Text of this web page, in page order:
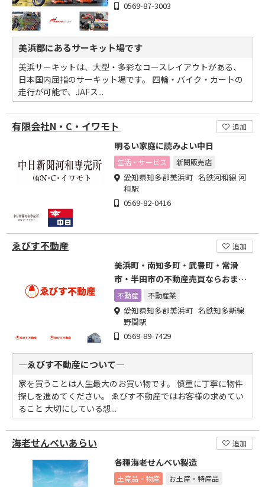
0569-87-3003
美浜郡にあるサーキット場です
美浜サーキットは、大型・多彩なコースレイアウトがある、
日本国内屈指のサーキット場です。 四輪・バイク・カートの
走行が可能で、JAFス...
有限会社N・C・イワモト 追加
明るい家庭に読みよい中日
生活・サービス 新聞販売店
愛知県知多郡美浜町 名鉄河和線 河
和駅
0569-82-0416
ゑびす不動産 追加
美浜町・南知多町・武豊町・常滑
市・半田市の不動産売買ならおまか
せ下さい!
不動産 不動産業
愛知県知多郡美浜町 名鉄知多新線
野間駅
0569-89-7429
―ゑびす不動産について―
家を買うことは人生最大のお買い物です。 慎重に丁寧に物件
探しを進めてください。 ゑびす不動産ではお客様の求めてい
ること 大切にしている想...
海老せんべいあらい 追加
各種海老せんべい製造
土産品・物産 お土産・特産品